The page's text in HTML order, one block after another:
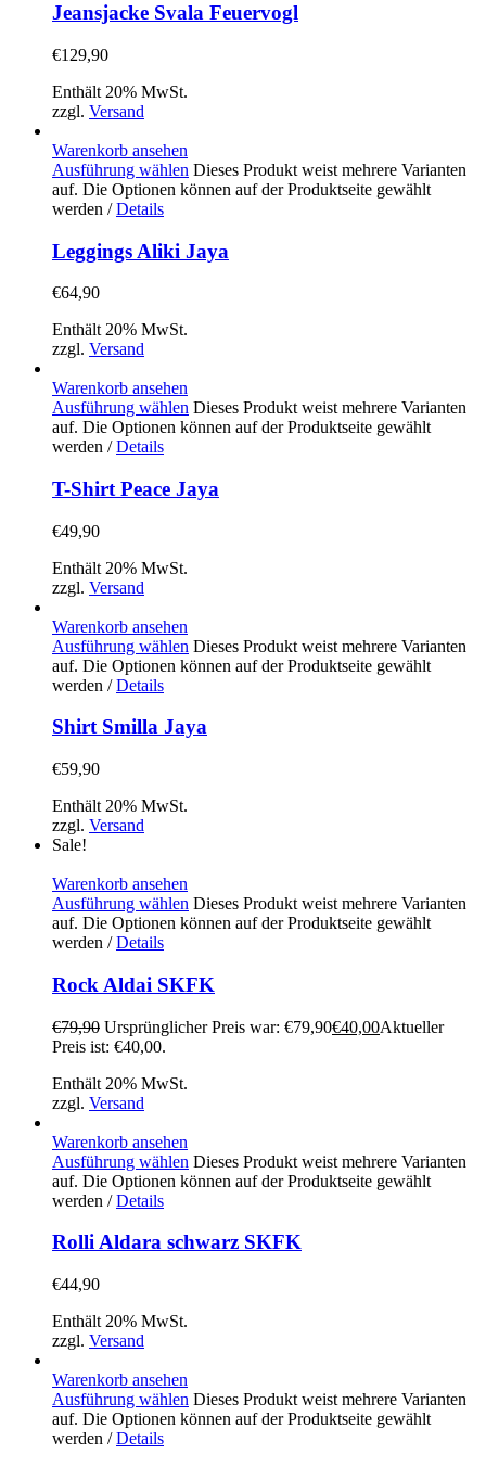
Jeansjacke Svala Feuervogl
€129,90
Enthält 20% MwSt.
zzgl. Versand
Warenkorb ansehen
Ausführung wählen Dieses Produkt weist mehrere Varianten
auf. Die Optionen können auf der Produktseite gewählt
werden / Details
Leggings Aliki Jaya
€64,90
Enthält 20% MwSt.
zzgl. Versand
Warenkorb ansehen
Ausführung wählen Dieses Produkt weist mehrere Varianten
auf. Die Optionen können auf der Produktseite gewählt
werden / Details
T-Shirt Peace Jaya
€49,90
Enthält 20% MwSt.
zzgl. Versand
Warenkorb ansehen
Ausführung wählen Dieses Produkt weist mehrere Varianten
auf. Die Optionen können auf der Produktseite gewählt
werden / Details
Shirt Smilla Jaya
€59,90
Enthält 20% MwSt.
zzgl. Versand
Sale!
Warenkorb ansehen
Ausführung wählen Dieses Produkt weist mehrere Varianten
auf. Die Optionen können auf der Produktseite gewählt
werden / Details
Rock Aldai SKFK
€79,90 Ursprünglicher Preis war: €79,90€40,00Aktueller
Preis ist: €40,00.
Enthält 20% MwSt.
zzgl. Versand
Warenkorb ansehen
Ausführung wählen Dieses Produkt weist mehrere Varianten
auf. Die Optionen können auf der Produktseite gewählt
werden / Details
Rolli Aldara schwarz SKFK
€44,90
Enthält 20% MwSt.
zzgl. Versand
Warenkorb ansehen
Ausführung wählen Dieses Produkt weist mehrere Varianten
auf. Die Optionen können auf der Produktseite gewählt
werden / Details